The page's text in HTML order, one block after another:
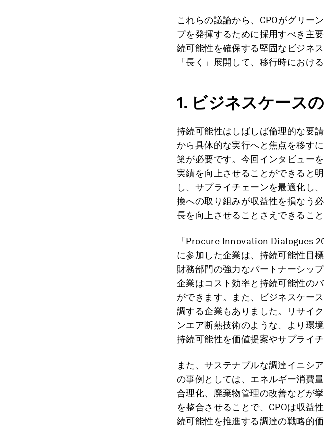
これらの議論から、CPOがグリー
プを発揮するために採用すべき主
続可能性を確保する堅固なビジネ
「長く」展開して、移行時におけ
1. ビジネスケース
持続可能性はしばしば倫理的な要
から具体的な実行へと焦点を移す
築が必要です。今回インタビュー
実績を向上させることができると
し、サプライチェーンを最適化し
換への取り組みが収益性を損なう
長を向上させることさえできるこ
「Procure Innovation Dialogues
に参加した企業は、持続可能性目
財務部門の強力なパートナーシッ
企業はコスト効率と持続可能性の
ができます。また、ビジネスケー
調する企業もありました。リサイ
ンエア断熱技術のような、より環
持続可能性を価値提案やサプライ
また、サステナブルな調達イニシ
の事例としては、エネルギー消費
合理化、廃棄物管理の改善などが
を整合させることで、CPOは収益
続可能性を推進する調達の戦略的